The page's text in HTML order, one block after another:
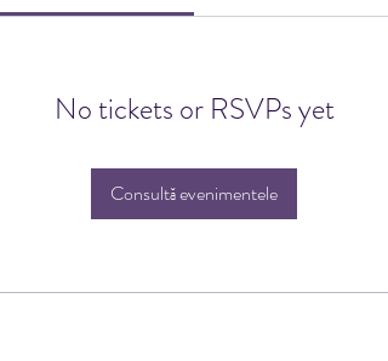
No tickets or RSVPs yet
Consultă evenimentele